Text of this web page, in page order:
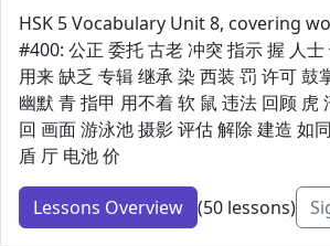
HSK 5 Vocabulary Unit 8, covering
#400: 公正 委托 古老 冲突 指示 握 人士
用来 缺乏 专辑 继承 染 西装 罚 许可 鼓
幽默 青 指甲 用不着 软 鼠 违法 回顾 虎
回 画面 游泳池 摄影 评估 解除 建造 如
盾 厅 电池 价
Lessons Overview (50 lessons)